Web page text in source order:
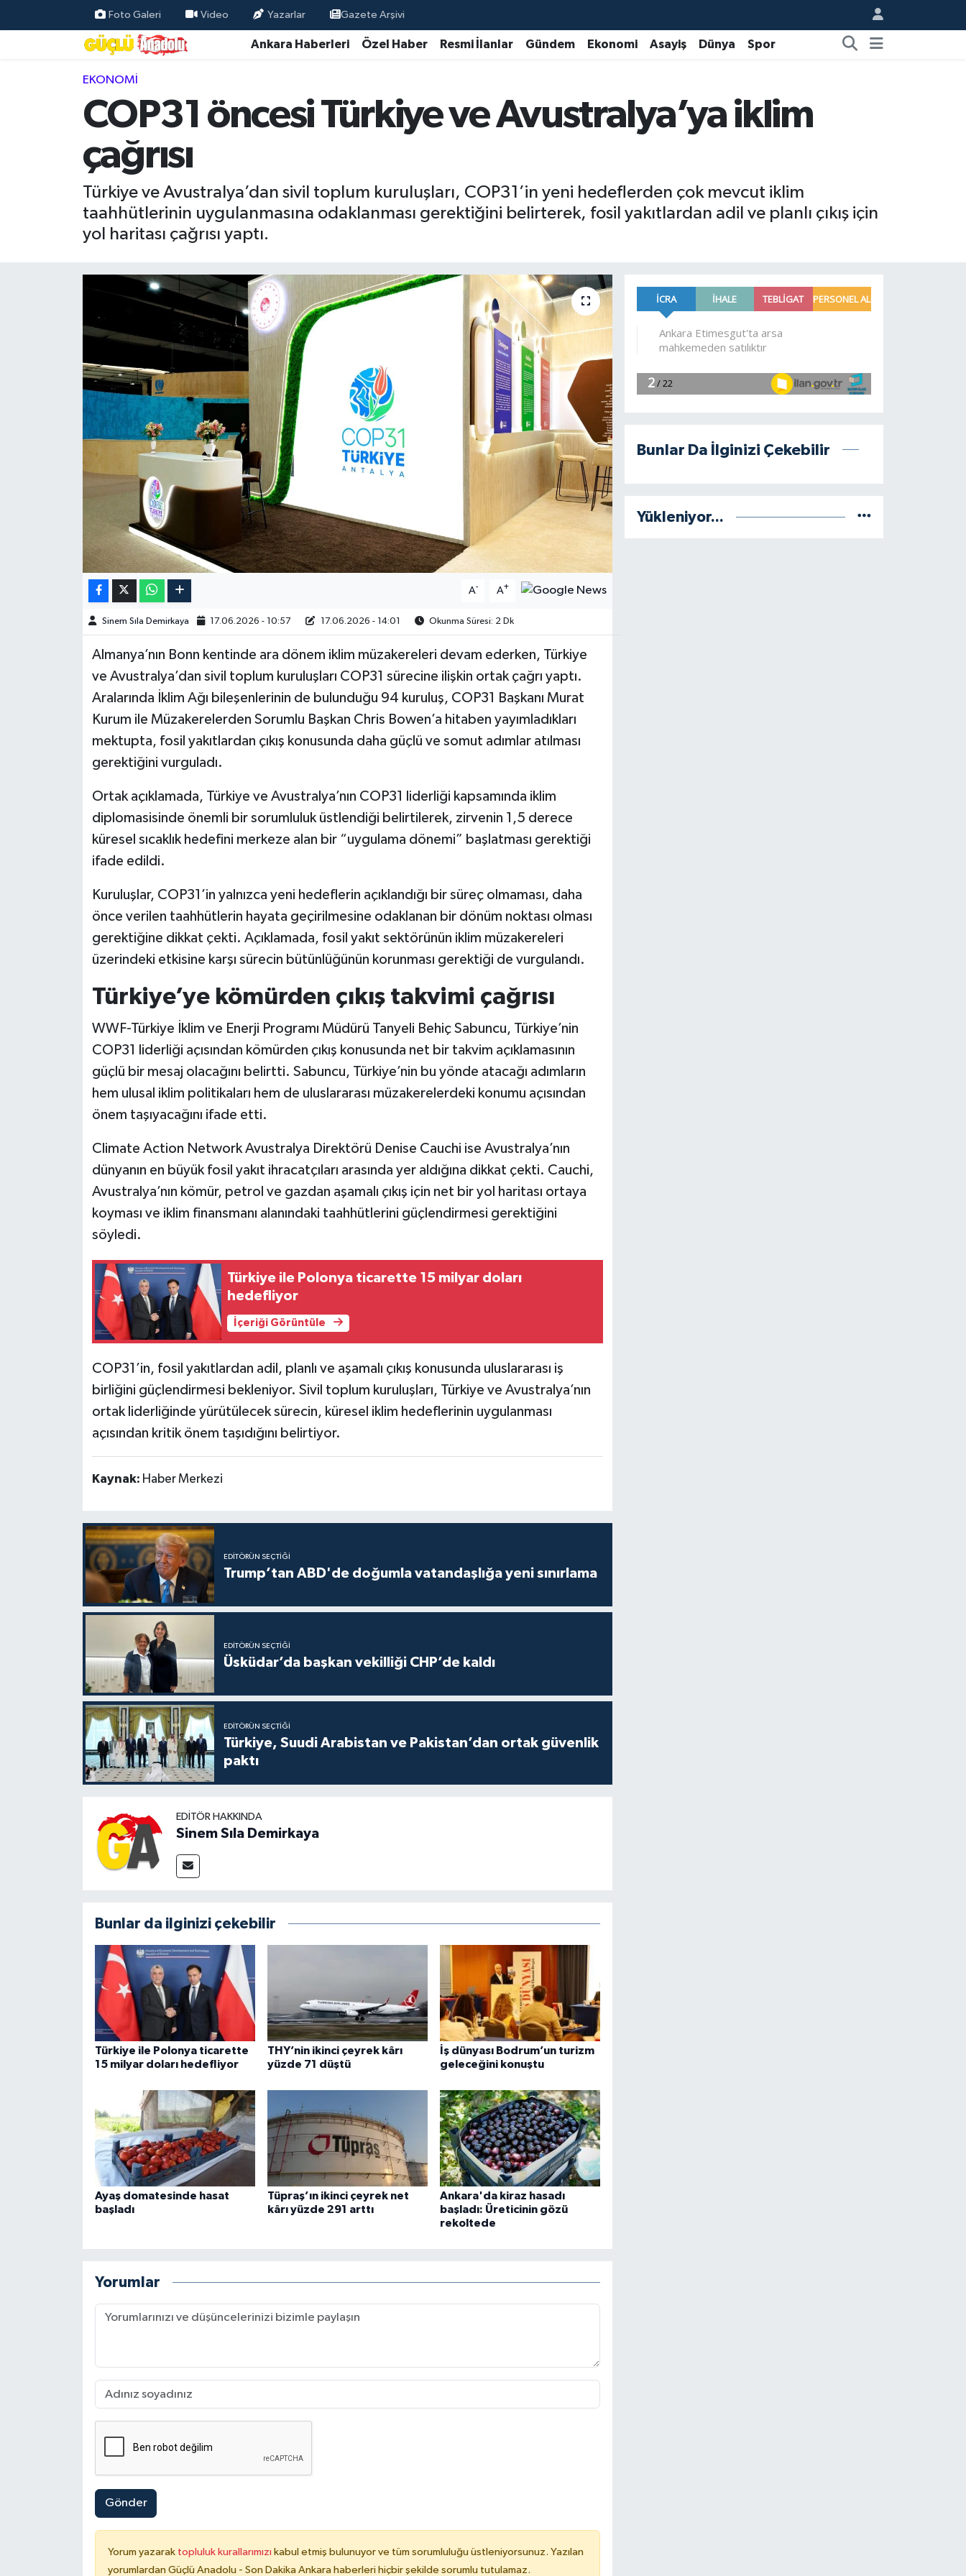
Foto Galeri Video Yazarlar Gazete Arşivi
Ankara Haberleri Özel Haber Resmi İlanlar Gündem Ekonomi Asayiş Dünya Spor
EKONOMI
COP31 öncesi Türkiye ve Avustralya’ya iklim
çağrısı
Türkiye ve Avustralya’dan sivil toplum kuruluşları, COP31’in yeni hedeflerden çok mevcut iklim
taahhütlerinin uygulanmasına odaklanması gerektiğini belirterek, fosil yakıtlardan adil ve planlı çıkış için
yol haritası çağrısı yaptı.
A- A+
Sinem Sıla Demirkaya 17.06.2026 - 10:57 17.06.2026 - 14:01 Okunma Süresi: 2 Dk
Almanya’nın Bonn kentinde ara dönem iklim müzakereleri devam ederken, Türkiye
ve Avustralya’dan sivil toplum kuruluşları COP31 sürecine ilişkin ortak çağrı yaptı.
Aralarında İklim Ağı bileşenlerinin de bulunduğu 94 kuruluş, COP31 Başkanı Murat
Kurum ile Müzakerelerden Sorumlu Başkan Chris Bowen’a hitaben yayımladıkları
mektupta, fosil yakıtlardan çıkış konusunda daha güçlü ve somut adımlar atılması
gerektiğini vurguladı.
Ortak açıklamada, Türkiye ve Avustralya’nın COP31 liderliği kapsamında iklim
diplomasisinde önemli bir sorumluluk üstlendiği belirtilerek, zirvenin 1,5 derece
küresel sıcaklık hedefini merkeze alan bir “uygulama dönemi” başlatması gerektiği
ifade edildi.
Kuruluşlar, COP31’in yalnızca yeni hedeflerin açıklandığı bir süreç olmaması, daha
önce verilen taahhütlerin hayata geçirilmesine odaklanan bir dönüm noktası olması
gerektiğine dikkat çekti. Açıklamada, fosil yakıt sektörünün iklim müzakereleri
üzerindeki etkisine karşı sürecin bütünlüğünün korunması gerektiği de vurgulandı.
Türkiye’ye kömürden çıkış takvimi çağrısı
WWF-Türkiye İklim ve Enerji Programı Müdürü Tanyeli Behiç Sabuncu, Türkiye’nin
COP31 liderliği açısından kömürden çıkış konusunda net bir takvim açıklamasının
güçlü bir mesaj olacağını belirtti. Sabuncu, Türkiye’nin bu yönde atacağı adımların
hem ulusal iklim politikaları hem de uluslararası müzakerelerdeki konumu açısından
önem taşıyacağını ifade etti.
Climate Action Network Avustralya Direktörü Denise Cauchi ise Avustralya’nın
dünyanın en büyük fosil yakıt ihracatçıları arasında yer aldığına dikkat çekti. Cauchi,
Avustralya’nın kömür, petrol ve gazdan aşamalı çıkış için net bir yol haritası ortaya
koyması ve iklim finansmanı alanındaki taahhütlerini güçlendirmesi gerektiğini
söyledi.
Türkiye ile Polonya ticarette 15 milyar doları
hedefliyor
İçeriği Görüntüle
COP31’in, fosil yakıtlardan adil, planlı ve aşamalı çıkış konusunda uluslararası iş
birliğini güçlendirmesi bekleniyor. Sivil toplum kuruluşları, Türkiye ve Avustralya’nın
ortak liderliğinde yürütülecek sürecin, küresel iklim hedeflerinin uygulanması
açısından kritik önem taşıdığını belirtiyor.
Kaynak: Haber Merkezi
EDITÖRÜN SEÇTIĞI
Trump’tan ABD'de doğumla vatandaşlığa yeni sınırlama
EDITÖRÜN SEÇTIĞI
Üsküdar’da başkan vekilliği CHP’de kaldı
EDITÖRÜN SEÇTIĞI
Türkiye, Suudi Arabistan ve Pakistan’dan ortak güvenlik
paktı
EDITÖR HAKKINDA
Sinem Sıla Demirkaya
Bunlar da ilginizi çekebilir
Türkiye ile Polonya ticarette
15 milyar doları hedefliyor
THY’nin ikinci çeyrek kârı
yüzde 71 düştü
İş dünyası Bodrum’un turizm
geleceğini konuştu
Ayaş domatesinde hasat
başladı
Tüpraş’ın ikinci çeyrek net
kârı yüzde 291 arttı
Ankara'da kiraz hasadı
başladı: Üreticinin gözü
rekoltede
Yorumlar
Gönder
Yorum yazarak topluluk kurallarımızı kabul etmiş bulunuyor ve tüm sorumluluğu üstleniyorsunuz. Yazılan
yorumlardan Güçlü Anadolu - Son Dakika Ankara haberleri hiçbir şekilde sorumlu tutulamaz.
Bunlar Da İlginizi Çekebilir
Yükleniyor...
Özel Haber
Resmi İlanlar
Ekonomi
Gündem
Burç Yorumları
Kim kimdir?
Kültür Sanat